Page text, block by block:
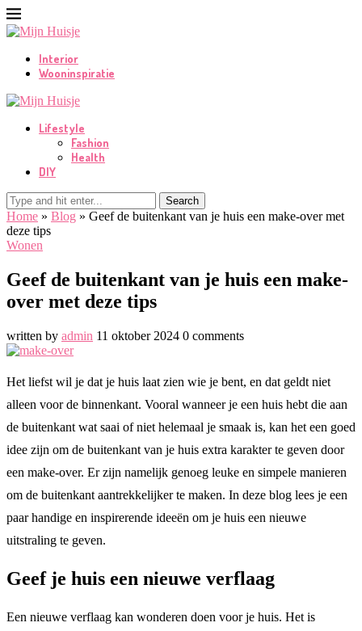
Interior
Wooninspiratie
Lifestyle
Fashion
Health
DIY
Search
Home » Blog » Geef de buitenkant van je huis een make-over met
deze tips
Wonen
Geef de buitenkant van je huis een make-
over met deze tips
written by admin 11 oktober 2024 0 comments
Het liefst wil je dat je huis laat zien wie je bent, en dat geldt niet
alleen voor de binnenkant. Vooral wanneer je een huis hebt die aan
de buitenkant wat saai of niet helemaal je smaak is, kan het een goed
idee zijn om de buitenkant van je huis extra karakter te geven door
een make-over. Er zijn namelijk genoeg leuke en simpele manieren
om de buitenkant aantrekkelijker te maken. In deze blog lees je een
paar handige en inspirerende ideeën om je huis een nieuwe
uitstraling te geven.
Geef je huis een nieuwe verflaag
Een nieuwe verflaag kan wonderen doen voor je huis. Het is